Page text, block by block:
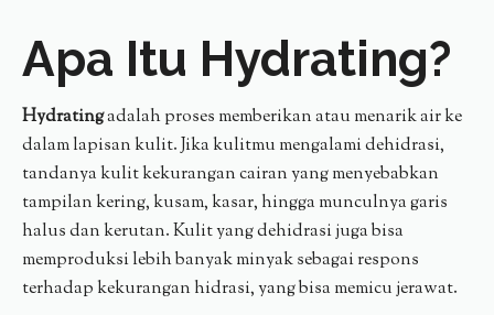
Apa Itu Hydrating?
Hydratingadalah proses memberikan atau menarik air ke
dalam lapisan kulit. Jika kulitmu mengalami dehidrasi,
tandanya kulit kekurangan cairan yang menyebabkan
tampilan kering, kusam, kasar, hingga munculnya garis
halus dan kerutan. Kulit yang dehidrasi juga bisa
memproduksi lebih banyak minyak sebagai respons
terhadap kekurangan hidrasi, yang bisa memicu jerawat.